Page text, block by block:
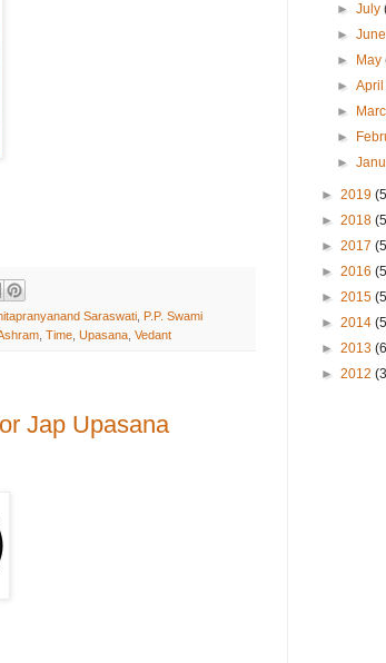
Saraswati P.P. Swami
Time Upasana Vedant
Jap Upasana
►July
►
►
May
►
►
►
►
► 2019
► 2018
► 2017
► 2016
► 2015
► 2014
► 2013
► 2012